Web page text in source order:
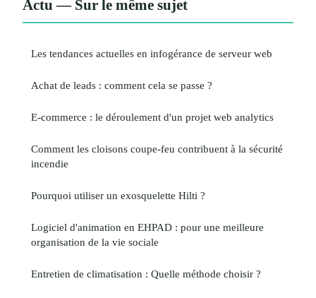
Actu — Sur le même sujet
Les tendances actuelles en infogérance de serveur web
Achat de leads : comment cela se passe ?
E-commerce : le déroulement d'un projet web analytics
Comment les cloisons coupe-feu contribuent à la sécurité
incendie
Pourquoi utiliser un exosquelette Hilti ?
Logiciel d'animation en EHPAD : pour une meilleure
organisation de la vie sociale
Entretien de climatisation : Quelle méthode choisir ?